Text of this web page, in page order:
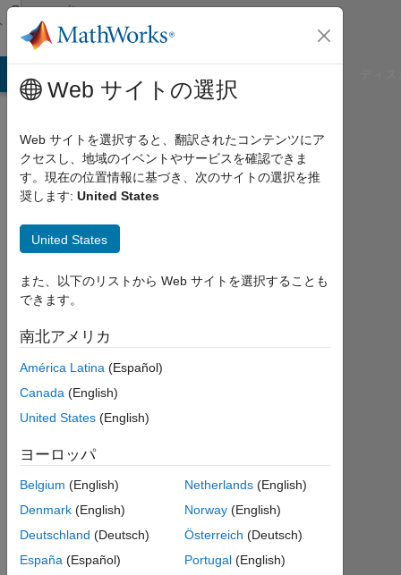
コンテンツへスキップ
Community
Profile
Iourii
Kouznetsov
Universiteit
Last
約1
2018
ア
テ
ブ
Web サイトの選択
Web サイトを選択すると、翻訳されたコンテンツにア
クセスし、地域のイベントやサービスを確認できま
す。現在の位置情報に基づき、次のサイトの選択を推
奨します: United States
United States
また、以下のリストから Web サイトを選択することも
できます。
南北アメリカ
América Latina (Español)
Canada (English)
United States (English)
ヨーロッパ
Belgium (English)
Denmark (English)
Deutschland (Deutsch)
España (Español)
Netherlands (English)
Norway (English)
Österreich (Deutsch)
Portugal (English)